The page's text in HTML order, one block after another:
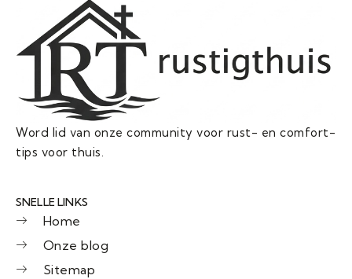
Word lid van onze community voor rust- en comfort-
tips voor thuis.
SNELLE LINKS
Home
Onze blog
Sitemap